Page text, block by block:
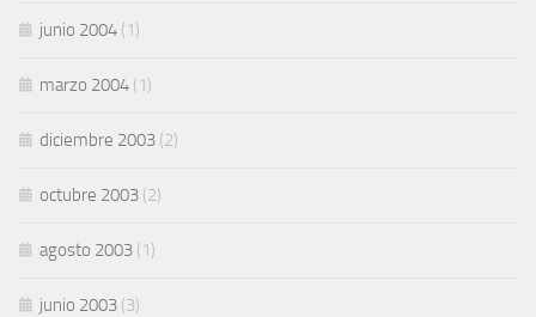
junio 2004 (1)
marzo 2004 (1)
diciembre 2003 (2)
octubre 2003 (2)
agosto 2003 (1)
junio 2003 (3)